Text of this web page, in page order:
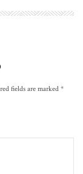
fields are marked *